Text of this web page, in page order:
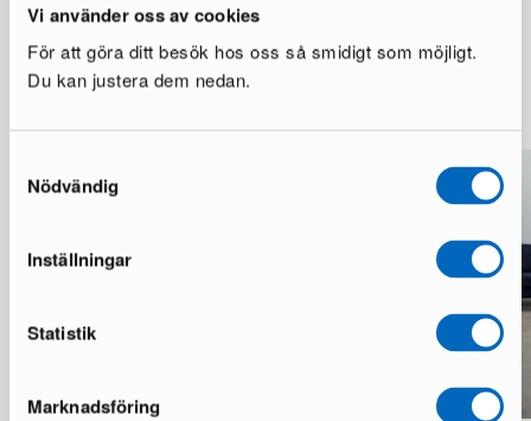
Vi använder oss av cookies
För att göra ditt besök hos oss så smidigt som möjligt.
Du kan justera dem nedan.
Nödvändig
Inställningar
Statistik
Marknadsföring
Mer från samma märke